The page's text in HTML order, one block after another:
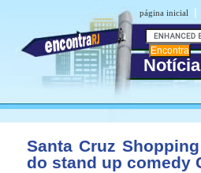
página inicial |
Santa Cruz
do stand up comedy